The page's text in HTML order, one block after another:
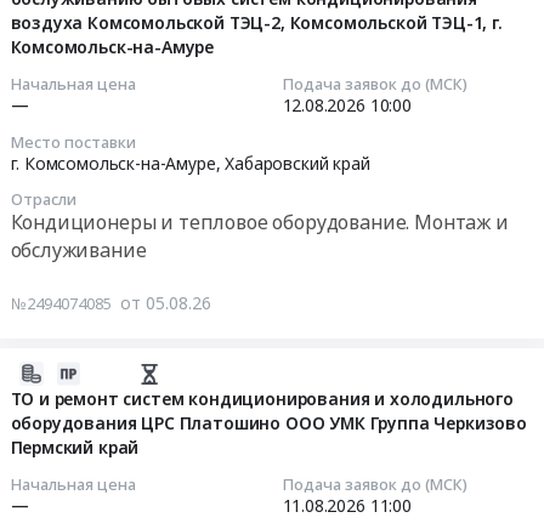
воздуха Комсомольской ТЭЦ-2, Комсомольской ТЭЦ-1, г.
Комсомольск-на-Амуре
Начальная цена
—
Подача заявок до (МСК)
12.08.2026 10:00
Место поставки
г. Комсомольск-на-Амуре,Хабаровский край
Отрасли
Кондиционеры и тепловое оборудование. Монтаж и
обслуживание
№2494074085 от 05.08.26
ТО и ремонт систем кондиционирования и холодильного
оборудования ЦРС Платошино ООО УМК Группа Черкизово
Пермский край
Начальная цена
—
Подача заявок до (МСК)
11.08.2026 11:00